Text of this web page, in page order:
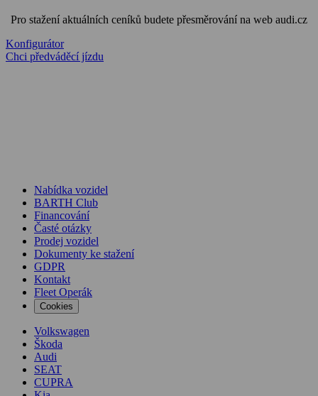
Pro stažení aktuálních ceníků budete přesměrování na web audi.cz
Konfigurátor
Chci předváděcí jízdu
Nabídka vozidel
BARTH Club
Financování
Časté otázky
Prodej vozidel
Dokumenty ke stažení
GDPR
Kontakt
Fleet Operák
Cookies
Volkswagen
Škoda
Audi
SEAT
CUPRA